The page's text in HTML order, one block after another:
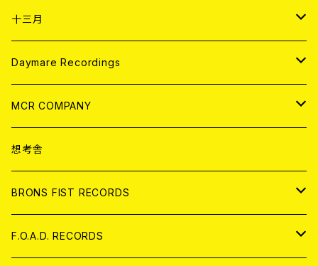
ANALOG
アパレル
CD
ANALOG
十三月
CD
ANALOG
Daymare Recordings
CD
ANALOG
MCR COMPANY
CD
アパレル
ANALOG
想考舎
BRONS FIST RECORDS
CD
F.O.A.D. RECORDS